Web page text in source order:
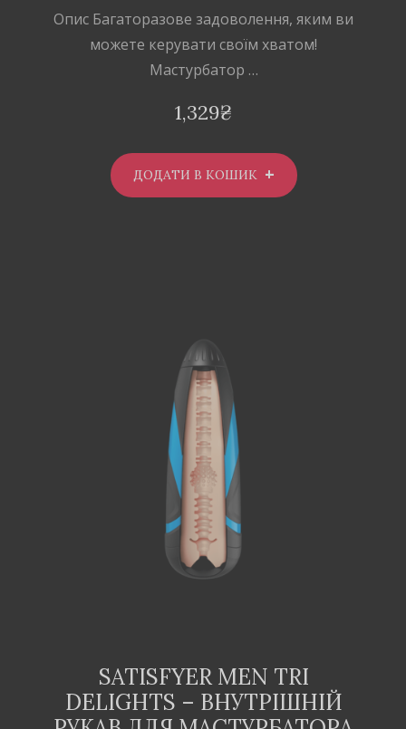
Опис Багаторазове задоволення, яким ви
можете керувати своїм хватом!
Мастурбатор …
1,329₴
ДОДАТИ В КОШИК
ДОДАТИ В
КОШИК
SATISFYER MEN TRI
DELIGHTS – ВНУТРІШНІЙ